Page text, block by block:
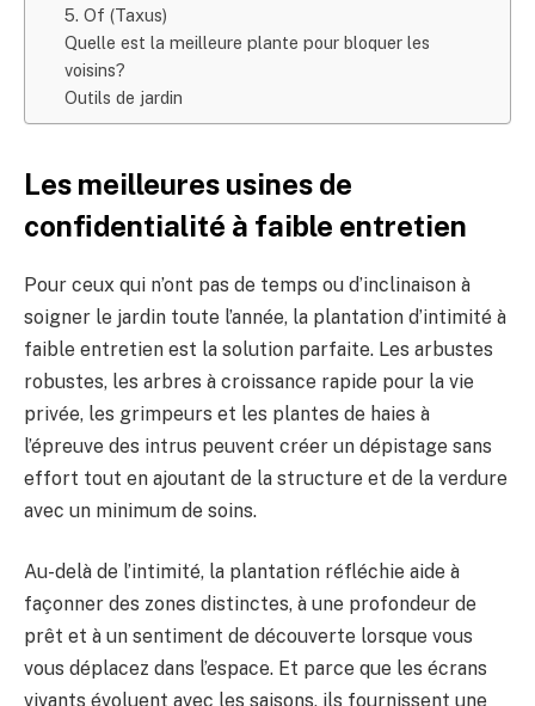
5. Of (Taxus)
Quelle est la meilleure plante pour bloquer les
voisins?
Outils de jardin
Les meilleures usines de
confidentialité à faible entretien
Pour ceux qui n’ont pas de temps ou d’inclinaison à
soigner le jardin toute l’année, la plantation d’intimité à
faible entretien est la solution parfaite. Les arbustes
robustes, les arbres à croissance rapide pour la vie
privée, les grimpeurs et les plantes de haies à
l’épreuve des intrus peuvent créer un dépistage sans
effort tout en ajoutant de la structure et de la verdure
avec un minimum de soins.
Au-delà de l’intimité, la plantation réfléchie aide à
façonner des zones distinctes, à une profondeur de
prêt et à un sentiment de découverte lorsque vous
vous déplacez dans l’espace. Et parce que les écrans
vivants évoluent avec les saisons, ils fournissent une